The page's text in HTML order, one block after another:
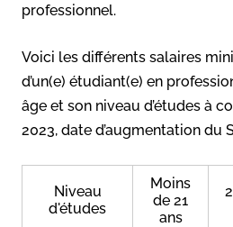
professionnel.
Voici les différents salaires
d’un(e) étudiant(e) en
âge et son niveau d’études à
2023, date d’augmentation du
Niveau
d'études
Moins
de 21
ans